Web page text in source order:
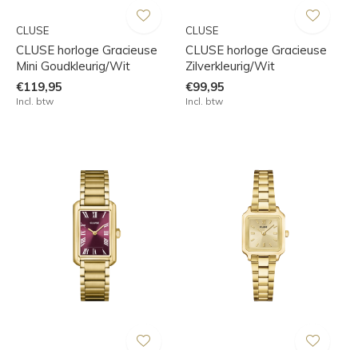
CLUSE
CLUSE horloge Gracieuse
Mini Goudkleurig/Wit
€119,95
Incl. btw
CLUSE
CLUSE horloge Gracieuse
Zilverkleurig/Wit
€99,95
Incl. btw